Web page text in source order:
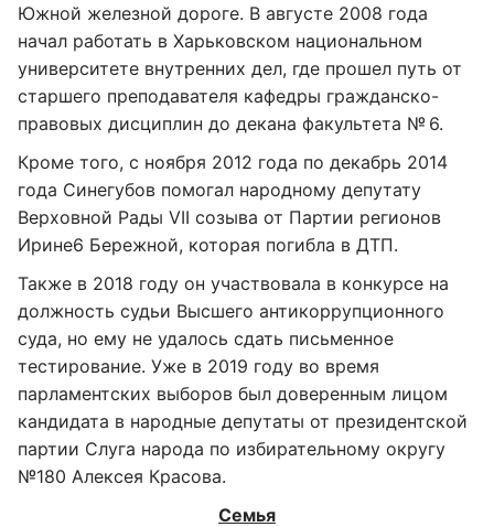
Южной железной дороге. В августе 2008 года
начал работать в Харьковском национальном
университете внутренних дел, где прошел путь от
старшего преподавателя кафедры гражданско-
правовых дисциплин до декана факультета № 6.
Кроме того, с ноября 2012 года по декабрь 2014
года Синегубов помогал народному депутату
Верховной Рады VII созыва от Партии регионов
Ирине6 Бережной, которая погибла в ДТП.
Также в 2018 году он участвовала в конкурсе на
должность судьи Высшего антикоррупционного
суда, но ему не удалось сдать письменное
тестирование. Уже в 2019 году во время
парламентских выборов был доверенным лицом
кандидата в народные депутаты от президентской
партии Слуга народа по избирательному округу
№180 Алексея Красова.
Семья